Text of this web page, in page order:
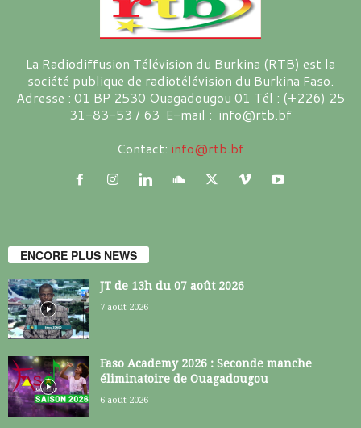
La Radiodiffusion Télévision du Burkina (RTB) est la
société publique de radiotélévision du Burkina Faso.
Adresse : 01 BP 2530 Ouagadougou 01 Tél : (+226) 25
31-83-53 / 63 E-mail : info@rtb.bf
Contact: info@rtb.bf
ENCORE PLUS NEWS
JT de 13h du 07 août 2026
7 août 2026
Faso Academy 2026 : Seconde manche
éliminatoire de Ouagadougou
6 août 2026